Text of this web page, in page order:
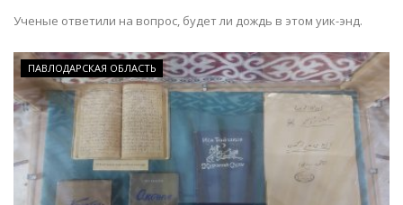
Ученые ответили на вопрос, будет ли дождь в этом уик-энд.
ПАВЛОДАРСКАЯ ОБЛАСТЬ